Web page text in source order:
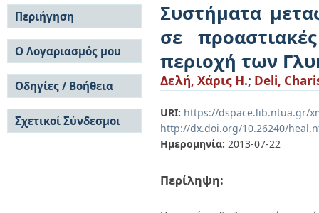
Συστήματα
σε
περιοχή των
Δελή, Χάρις Η.; Deli,
URI: https://dspace.lib.ntua.gr/
http://dx.doi.org/10.26240/
Ημερομηνία: 2013-07-22
Περίληψη:
Περιήγηση
Σε όλο το DSpace
Κοινότητες & Συλλογές
Ανά Ημερομηνία
Έκδοσης
Συγγραφείς
Τίτλοι
Θέματα
Ο Λογαριασμός μου
Σύνδεση
Εγγραφή
Οδηγίες / Βοήθεια
Οδηγίες Υποβολής
Οδηγίες Χρήσης ΙΑ
Συχνές Ερωτήσεις
Σχετικοί Σύνδεσμοι